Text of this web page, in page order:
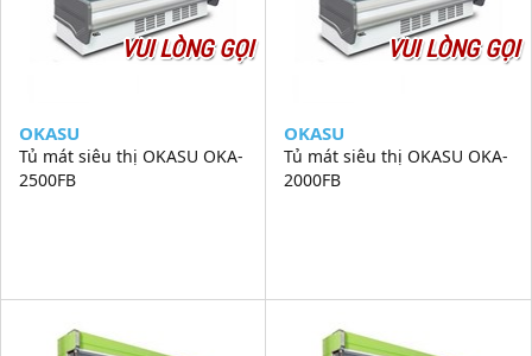
VUI LÒNG GỌI
OKASU
Tủ mát siêu thị OKASU OKA-
2500FB
VUI LÒNG GỌI
OKASU
Tủ mát siêu thị OKASU OKA-
2000FB